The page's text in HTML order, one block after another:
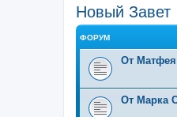
Новый Завет
ФОРУМ
От Матфея
От Марка